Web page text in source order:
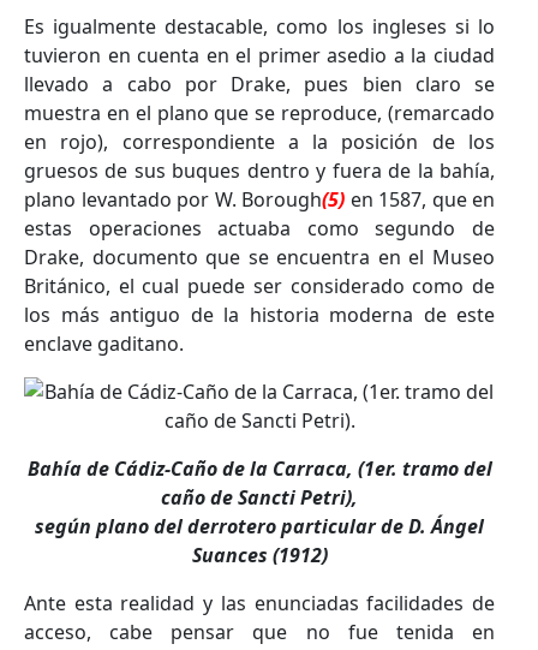
Es igualmente destacable, como los ingleses si lo
tuvieron en cuenta en el primer asedio a la ciudad
llevado a cabo por Drake, pues bien claro se
muestra en el plano que se reproduce, (remarcado
en rojo), correspondiente a la posición de los
gruesos de sus buques dentro y fuera de la bahía,
plano levantado por W. Borough(5) en 1587, que en
estas operaciones actuaba como segundo de
Drake, documento que se encuentra en el Museo
Británico, el cual puede ser considerado como de
los más antiguo de la historia moderna de este
enclave gaditano.
Bahía de Cádiz‐Caño de la Carraca, (1er. tramo del
caño de Sancti Petri),
según plano del derrotero particular de D. Ángel
Suances (1912)
Ante esta realidad y las enunciadas facilidades de
acceso, cabe pensar que no fue tenida en